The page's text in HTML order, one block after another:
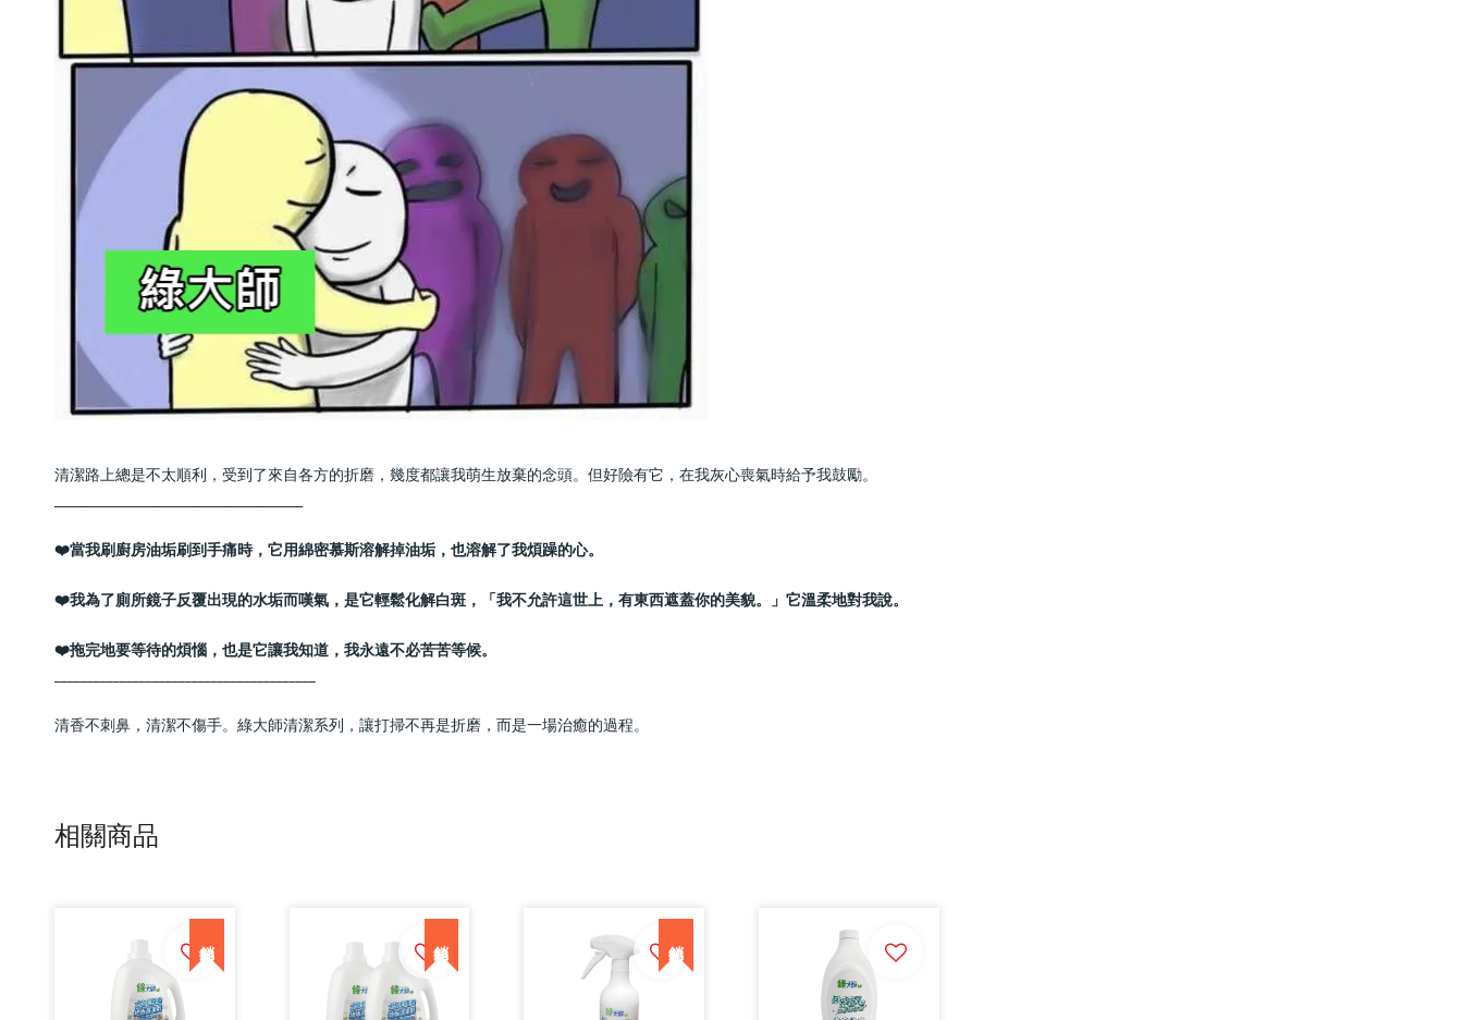
清潔路上總是不太順利，受到了來自各方的折磨，幾度都讓我萌生放棄的念頭。但好險有它，在我灰心喪氣時給予我鼓勵。
❤️當我刷廚房油垢刷到手痛時，它用綿密慕斯溶解掉油垢，也溶解了我煩躁的心。
❤️我為了廁所鏡子反覆出現的水垢而嘆氣，是它輕鬆化解白斑，「我不允許這世上，有東西遮蓋你的美貌。」它溫柔地對我說。
❤️拖完地要等待的煩惱，也是它讓我知道，我永遠不必苦苦等候。
清香不刺鼻，清潔不傷手。綠大師清潔系列，讓打掃不再是折磨，而是一場治癒的過程。
相關商品